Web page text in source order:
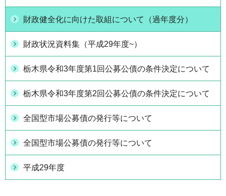
財政健全化に向けた取組について（過年度分）
財政状況資料集（平成29年度~）
栃木県令和3年度第1回公募公債の条件決定について
栃木県令和3年度第2回公募公債の条件決定について
全国型市場公募債の発行等について
全国型市場公募債の発行等について
平成29年度